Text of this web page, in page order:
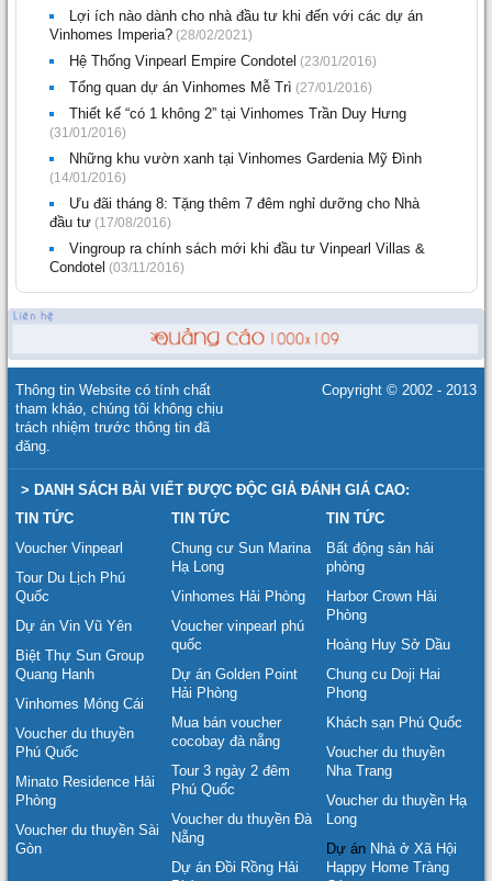
Lợi ích nào dành cho nhà đầu tư khi đến với các dự án
Vinhomes Imperia? (28/02/2021)
Hệ Thống Vinpearl Empire Condotel (23/01/2016)
Tổng quan dự án Vinhomes Mễ Trì (27/01/2016)
Thiết kế “có 1 không 2” tại Vinhomes Trần Duy Hưng
(31/01/2016)
Những khu vườn xanh tại Vinhomes Gardenia Mỹ Đình
(14/01/2016)
Ưu đãi tháng 8: Tặng thêm 7 đêm nghỉ dưỡng cho Nhà
đầu tư (17/08/2016)
Vingroup ra chính sách mới khi đầu tư Vinpearl Villas &
Condotel (03/11/2016)
Thông tin Website có tính chất
tham khảo, chúng tôi không chịu
trách nhiệm trước thông tin đã
đăng.
Copyright © 2002 - 2013
> DANH SÁCH BÀI VIẾT ĐƯỢC ĐỘC GIẢ ĐÁNH GIÁ CAO:
TIN TỨC
Voucher Vinpearl
Tour Du Lịch Phú
Quốc
Dự án Vin Vũ Yên
Biệt Thự Sun Group
Quang Hanh
Vinhomes Móng Cái
Voucher du thuyền
Phú Quốc
Minato Residence Hải
Phòng
Voucher du thuyền Sài
Gòn
TIN TỨC
Chung cư Sun Marina
Hạ Long
Vinhomes Hải Phòng
Voucher vinpearl phú
quốc
Dự án Golden Point
Hải Phòng
Mua bán voucher
cocobay đà nẵng
Tour 3 ngày 2 đêm
Phú Quốc
Voucher du thuyền Đà
Nẵng
Dự án Đồi Rồng Hải
TIN TỨC
Bất động sản hải
phòng
Harbor Crown Hải
Phòng
Hoàng Huy Sở Dầu
Chung cu Doji Hai
Phong
Khách sạn Phú Quốc
Voucher du thuyền
Nha Trang
Voucher du thuyền Hạ
Long
Dự án Nhà ở Xã Hội
Happy Home Tràng